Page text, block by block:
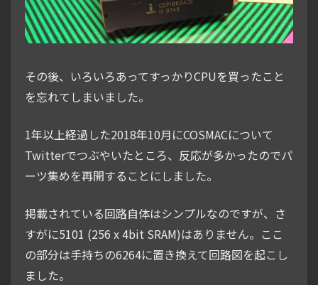
その後、いろいろあってすっかりCPUを買ったこと
を忘れてしまいました。
1年以上経過した2018年10月にCOSMACについて
Twitterでつぶやいたところ、反応が多かったのでパ
ーツ集めを再開することにしました。
掲載されている回路自体はシンプルなのですが、さ
すがに5101 (256 x 4bit SRAM)はありません。ここ
の部分は手持ちの6264に置き換えて回路図を起こし
ました。